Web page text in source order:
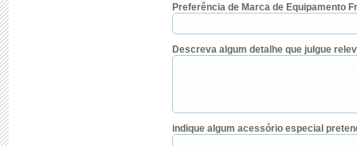
Preferência de Marca de Equipamento
Descreva algum detalhe que julgue
indique algum acessório especial